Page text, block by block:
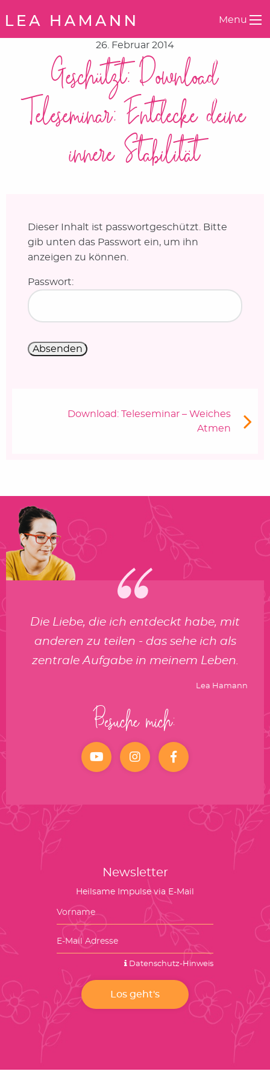
Menu
26. Februar 2014
Geschützt: Download
Teleseminar: Entdecke deine
innere Stabilität
Dieser Inhalt ist passwortgeschützt. Bitte
gib unten das Passwort ein, um ihn
anzeigen zu können.
Passwort:
Nächster Beitrag
Download: Teleseminar – Weiches
Atmen
Die Liebe, die ich entdeckt habe, mit
anderen zu teilen - das sehe ich als
zentrale Aufgabe in meinem Leben.
Lea Hamann
Besuche mich:
YouTube Instagramfacebook
Newsletter
Heilsame Impulse via E-Mail
Datenschutz-Hinweis